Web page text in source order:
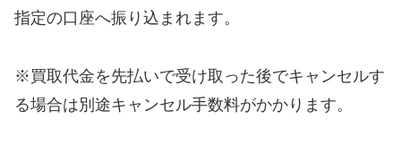
指定の口座へ振り込まれます。
※買取代金を先払いで受け取った後でキャンセルす
る場合は別途キャンセル手数料がかかります。